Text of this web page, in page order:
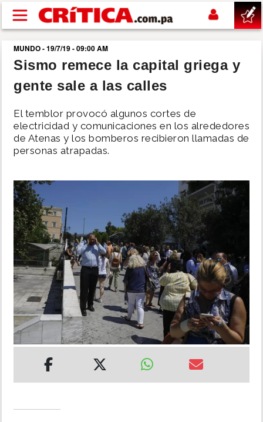
Pasar al contenido principal
buscar
SUCESOS
NACIONAL
POLÍTICA
SHOW
DEPORTES
MUNDO
INSÓLITAS
MULTIMEDIA
MUNDO - 19/7/19 - 09:00 AM
Sismo remece la capital griega y
gente sale a las calles
El temblor provocó algunos cortes de
electricidad y comunicaciones en los alrededores
de Atenas y los bomberos recibieron llamadas de
personas atrapadas.